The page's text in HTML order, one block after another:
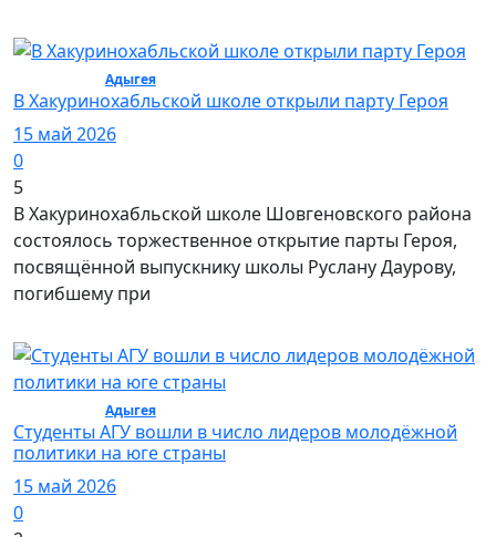
Адыгея/ Общество
В Хакуринохабльской школе открыли парту Героя
15 май 2026
0
5
В Хакуринохабльской школе Шовгеновского района
состоялось торжественное открытие парты Героя,
посвящённой выпускнику школы Руслану Даурову,
погибшему при
Адыгея/ Общество
Студенты АГУ вошли в число лидеров молодёжной
политики на юге страны
15 май 2026
0